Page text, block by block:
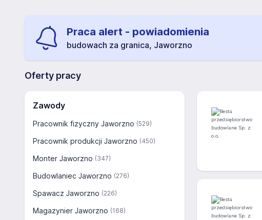
Praca alert - powiadomienia
budowach za granica, Jaworzno
Oferty pracy
Zawody
Pracownik fizyczny Jaworzno (529)
Pracownik produkcji Jaworzno (450)
Monter Jaworzno (347)
Budowlaniec Jaworzno (276)
Spawacz Jaworzno (226)
Magazynier Jaworzno (168)